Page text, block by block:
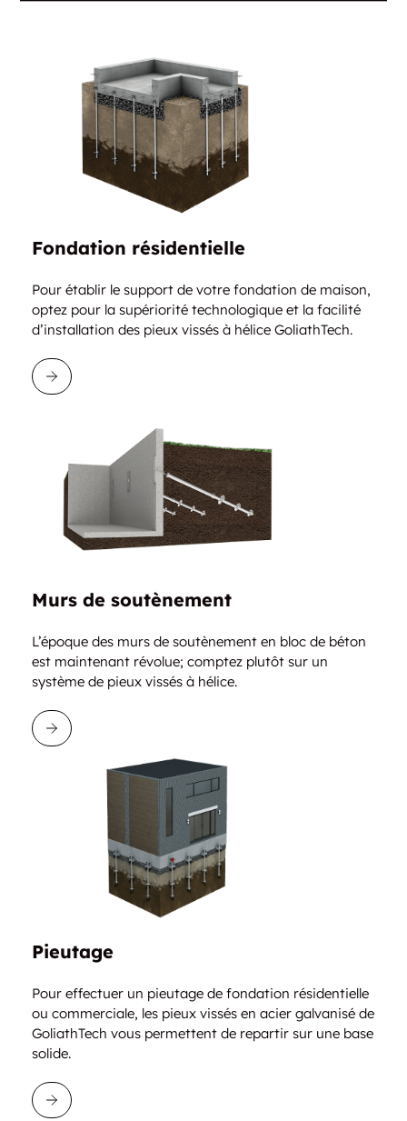
Fondation résidentielle
Pour établir le support de votre fondation de maison,
optez pour la supériorité technologique et la facilité
d’installation des pieux vissés à hélice GoliathTech.
EN SAVOIR PLUS
Murs de soutènement
L’époque des murs de soutènement en bloc de béton
est maintenant révolue; comptez plutôt sur un
système de pieux vissés à hélice.
EN SAVOIR PLUS
Pieutage
Pour effectuer un pieutage de fondation résidentielle
ou commerciale, les pieux vissés en acier galvanisé de
GoliathTech vous permettent de repartir sur une base
solide.
EN SAVOIR PLUS